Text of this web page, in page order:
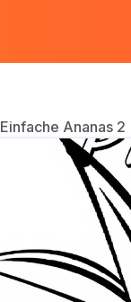
Einfache Ananas 2